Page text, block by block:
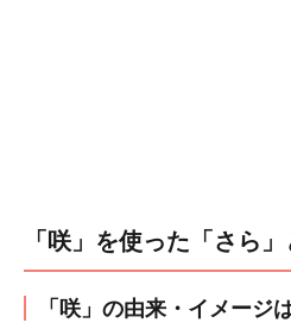
「咲」を使った「さら
「咲」の由来・イメージ